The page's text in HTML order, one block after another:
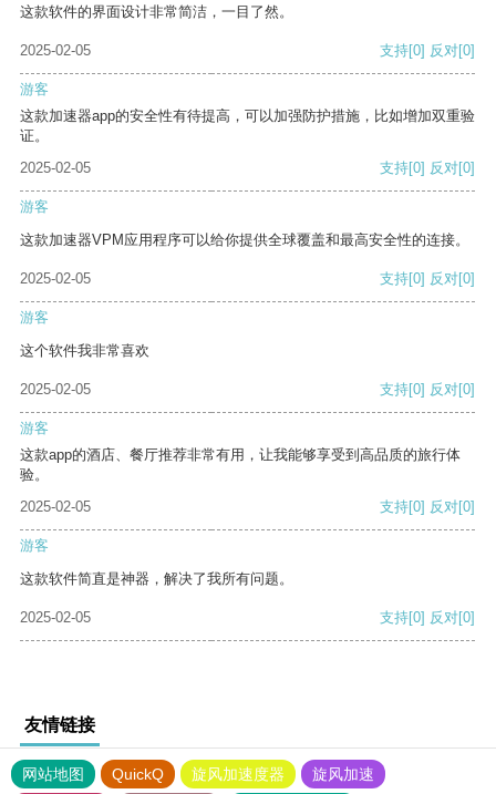
这款软件的界面设计非常简洁，一目了然。
2025-02-05 支持[0] 反对[0]
游客
这款加速器app的安全性有待提高，可以加强防护措施，比如增加双重验
证。
2025-02-05
支持[0] 反对[0]
游客
这款加速器VPM应用程序可以给你提供全球覆盖和最高安全性的连接。
2025-02-05 支持[0] 反对[0]
游客
这个软件我非常喜欢
2025-02-05 支持[0] 反对[0]
游客
这款app的酒店、餐厅推荐非常有用，让我能够享受到高品质的旅行体
验。
2025-02-05
支持[0] 反对[0]
游客
这款软件简直是神器，解决了我所有问题。
2025-02-05 支持[0] 反对[0]
友情链接
网站地图 QuickQ 旋风加速度器 旋风加速